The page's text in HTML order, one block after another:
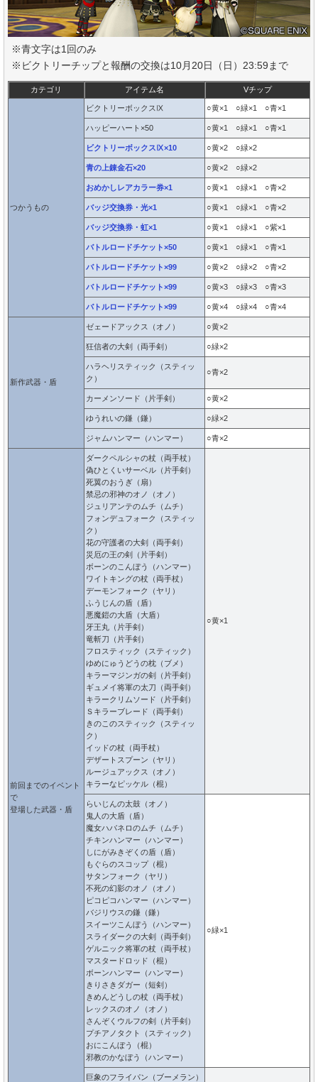
※青文字は1回のみ
※ビクトリーチップと報酬の交換は10月20日（日）23:59まで
カテゴリ アイテム名 Vチップ
つかうもの
ビクトリーボックスⅨ ○黄×1 ○緑×1 ○青×1
ハッピーハート×50 ○黄×1 ○緑×1 ○青×1
ビクトリーボックスⅨ×10 ○黄×2 ○緑×2
青の上錬金石×20 ○黄×2 ○緑×2
おめかしレアカラー券×1 ○黄×1 ○緑×1 ○青×2
バッジ交換券・光×1 ○黄×1 ○緑×1 ○青×2
バッジ交換券・虹×1 ○黄×1 ○緑×1 ○紫×1
バトルロードチケット×50 ○黄×1 ○緑×1 ○青×1
バトルロードチケット×99 ○黄×2 ○緑×2 ○青×2
バトルロードチケット×99 ○黄×3 ○緑×3 ○青×3
バトルロードチケット×99 ○黄×4 ○緑×4 ○青×4
新作武器・盾
ゼェードアックス（オノ） ○黄×2
狂信者の大剣（両手剣） ○緑×2
ハラヘリスティック（スティッ
ク）
○青×2
カーメンソード（片手剣） ○黄×2
ゆうれいの鎌（鎌） ○緑×2
ジャムハンマー（ハンマー） ○青×2
前回までのイベント
で
登場した武器・盾
ダークペルシャの杖（両手杖）
偽ひとくいサーベル（片手剣）
死翼のおうぎ（扇）
禁忌の邪神のオノ（オノ）
ジュリアンテのムチ（ムチ）
フォンデュフォーク（スティッ
ク）
花の守護者の大剣（両手剣）
災厄の王の剣（片手剣）
ボーンのこんぼう（ハンマー）
ワイトキングの杖（両手杖）
デーモンフォーク（ヤリ）
ふうじんの盾（盾）
悪魔鎧の大盾（大盾）
牙王丸（片手剣）
竜斬刀（片手剣）
フロスティック（スティック）
ゆめにゅうどうの枕（ブメ）
キラーマジンガの剣（片手剣）
ギュメイ将軍の太刀（両手剣）
キラークリムソード（片手剣）
Ｓキラーブレード（両手剣）
きのこのスティック（スティッ
ク）
イッドの杖（両手杖）
デザートスプーン（ヤリ）
ルージュアックス（オノ）
キラーなピッケル（棍）
○黄×1
らいじんの太鼓（オノ）
鬼人の大盾（盾）
魔女ハバネロのムチ（ムチ）
チキンハンマー（ハンマー）
しにがみきぞくの盾（盾）
もぐらのスコップ（棍）
サタンフォーク（ヤリ）
不死の幻影のオノ（オノ）
ピコピコハンマー（ハンマー）
バジリウスの鎌（鎌）
スイーツこんぼう（ハンマー）
スライダークの大剣（両手剣）
ゲルニック将軍の杖（両手杖）
マスタードロッド（棍）
ボーンハンマー（ハンマー）
きりさきダガー（短剣）
きめんどうしの杖（両手杖）
レックスのオノ（オノ）
さんぞくウルフの剣（片手剣）
プチアノタクト（スティック）
おにこんぼう（棍）
邪教のかなぼう（ハンマー）
○緑×1
巨象のフライパン（ブーメラン）